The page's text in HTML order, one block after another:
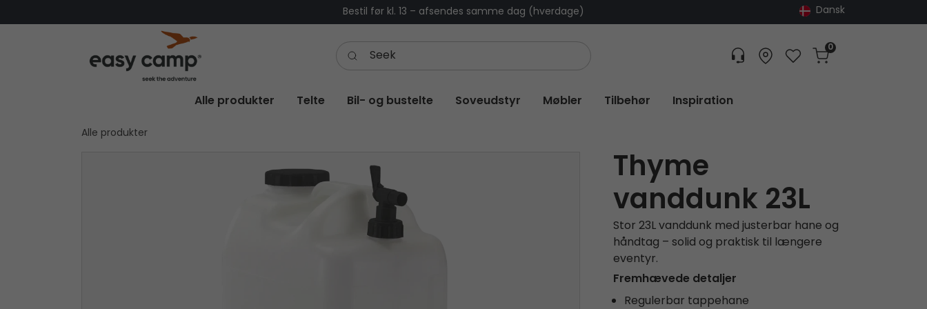
Bestil før kl. 13 – afsendes samme dag (hverdage) Dansk
Customer service
Find dealer
Favorites
Cart
0
Alle produkter Telte Bil- og bustelte Soveudstyr Møbler Tilbehør Inspiration
Alle produkter
Thyme
vanddunk 23L
Stor 23L vanddunk med justerbar hane og
håndtag – solid og praktisk til længere
eventyr.
Fremhævede detaljer
Regulerbar tappehane